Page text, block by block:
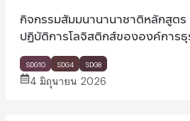
กิจกรรมสัมมนานานาชาติหลักสูตร
ปฏิบัติการโลจิสติกส์ขององค์การ
SDG10 SDG4 SDG8
4 มิถุนายน 2026